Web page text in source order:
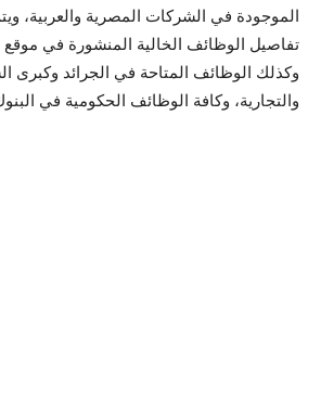
الموجودة في الشركات المصرية والعربية،
تفاصيل الوظائف الخالية المنشورة في موقع
وكذلك الوظائف المتاحة في الجرائد وكبرى
والتجارية، وكافة الوظائف الحكومية في